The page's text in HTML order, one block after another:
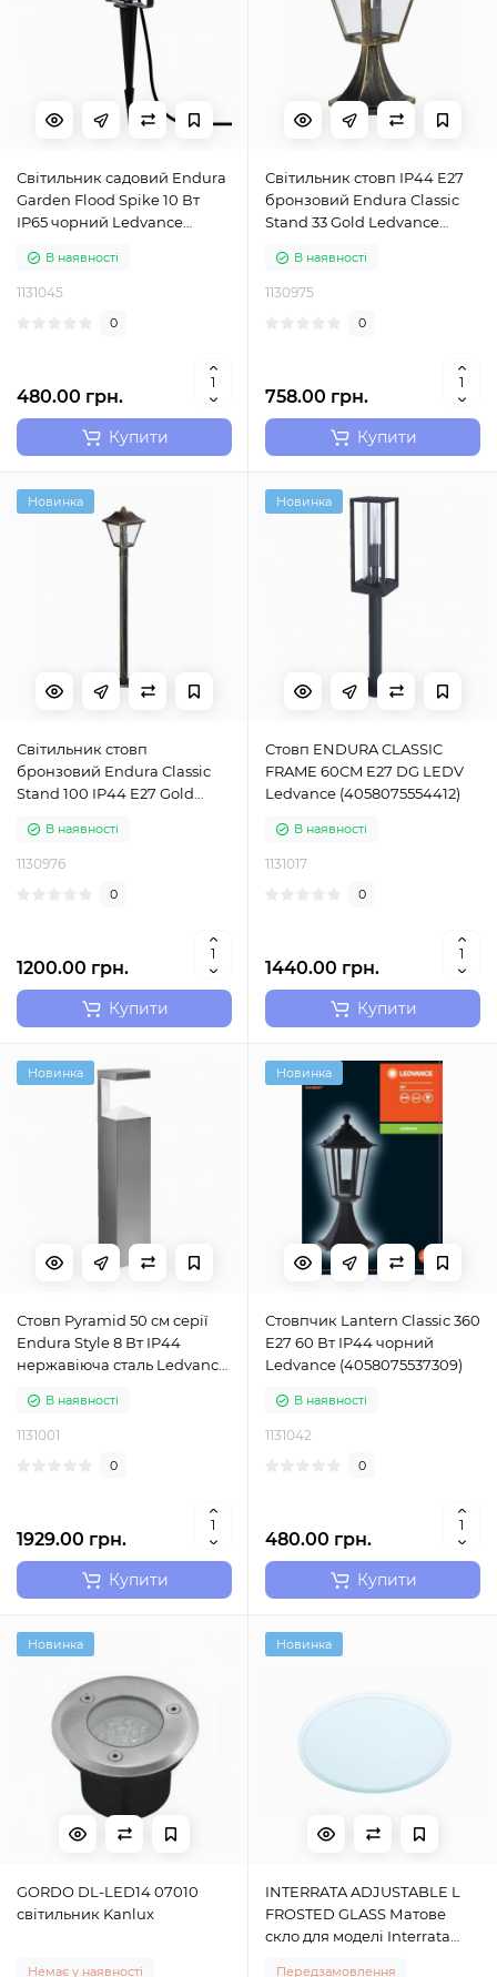
Світильник садовий Endura
Garden Flood Spike 10 Вт
IP65 чорний Ledvance
В наявності
1131045
0
480.00 грн.
Купити
Світильник стовп IP44 E27
бронзовий Endura Classic
Stand 33 Gold Ledvance
В наявності
1130975
0
758.00 грн.
Купити
Новинка
Світильник стовп
бронзовий Endura Classic
Stand 100 IP44 E27 Gold
В наявності
1130976
0
1200.00 грн.
Купити
Новинка
Стовп ENDURA CLASSIC
FRAME 60CM E27 DG LEDV
Ledvance (4058075554412)
В наявності
1131017
0
1440.00 грн.
Купити
Новинка
Стовп Pyramid 50 см серії
Endura Style 8 Вт IP44
нержавіюча сталь Ledvance
В наявності
1131001
0
1929.00 грн.
Купити
Новинка
Стовпчик Lantern Classic 360
E27 60 Вт IP44 чорний
Ledvance (4058075537309)
В наявності
1131042
0
480.00 грн.
Купити
Новинка
GORDO DL-LED14 07010
світильник Kanlux
Немає у наявності
Новинка
INTERRATA ADJUSTABLE L
FROSTED GLASS Матове
скло для моделі Interrata
Передзамовлення